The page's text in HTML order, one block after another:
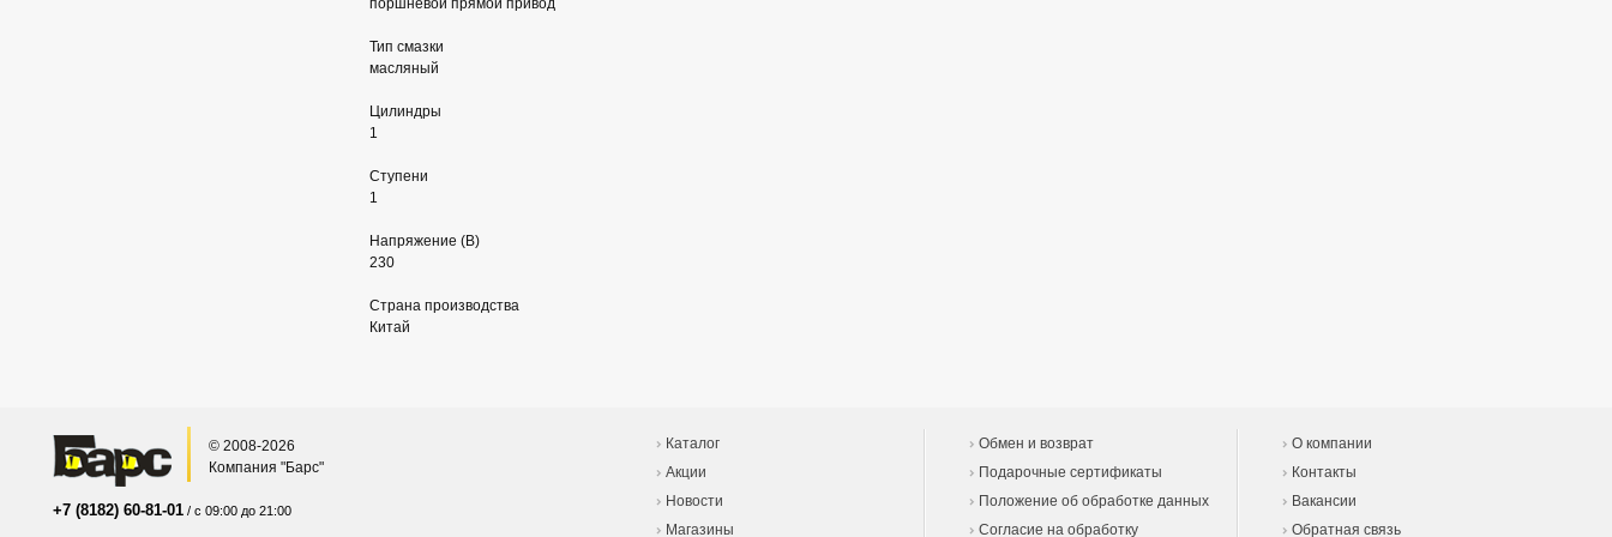
поршневой прямой привод
Тип смазки
масляный
Цилиндры
1
Ступени
1
Напряжение (В)
230
Страна производства
Китай
© 2008-2026
Компания "Барс"
+7 (8182) 60-81-01 / с 09:00 до 21:00
Каталог
Акции
Новости
Магазины
Обмен и возврат
Подарочные сертификаты
Положение об обработке данных
Согласие на обработку
О компании
Контакты
Вакансии
Обратная связь